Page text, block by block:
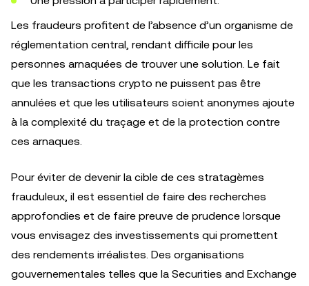
Les fraudeurs profitent de l’absence d’un organisme de
réglementation central, rendant difficile pour les
personnes arnaquées de trouver une solution. Le fait
que les transactions crypto ne puissent pas être
annulées et que les utilisateurs soient anonymes ajoute
à la complexité du traçage et de la protection contre
ces arnaques.
Pour éviter de devenir la cible de ces stratagèmes
frauduleux, il est essentiel de faire des recherches
approfondies et de faire preuve de prudence lorsque
vous envisagez des investissements qui promettent
des rendements irréalistes. Des organisations
gouvernementales telles que la Securities and Exchange